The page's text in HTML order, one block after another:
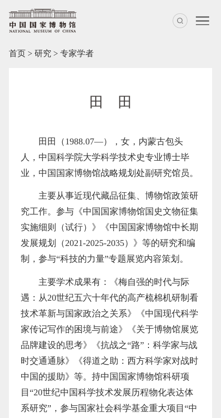
首页> 研究 > 专家学者
田 田
田田（1988.07—），女，内蒙古包头
人，中国科学院大学科学技术史专业博士毕
业，中国国家博物馆战略规划处副研究馆员。
主要从事近现代藏品征集、博物馆政策研
究工作。参与《中国国家博物馆国史文物征集
实施细则（试行）》《中国国家博物馆中长期
发展规划（2021-2025-2035）》等的研究和编
制，参与“科技的力量”专题展览内容策划。
主要学术成果有：《梅自强的时代与际
遇：从20世纪五六十年代的高产梳棉机研制看
技术革新与国家政治之关系》《中国现代科学
家传记写作的困境与前途》《关于博物馆展览
品牌建设的思考》《抗战之“路”：科学家与战
时交通通脉》《得道之助：西方科学家对战时
中国的援助》等。持中国国家博物馆科研项
目“20世纪中国科学技术发展历程物化表达体
系研究”，参与国家社会科学基金重大项目“中